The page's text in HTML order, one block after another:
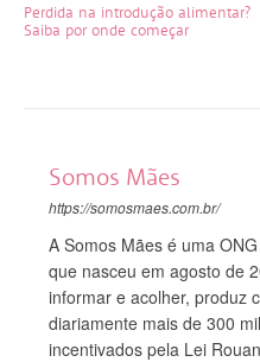
Perdida na introdução alimentar?
Saiba por onde começar
Somos Mães
https://somosmaes.com.br/
A Somos Mães é uma
que nasceu em agosto de
informar e acolher, produz
diariamente mais de 300
incentivados pela Lei